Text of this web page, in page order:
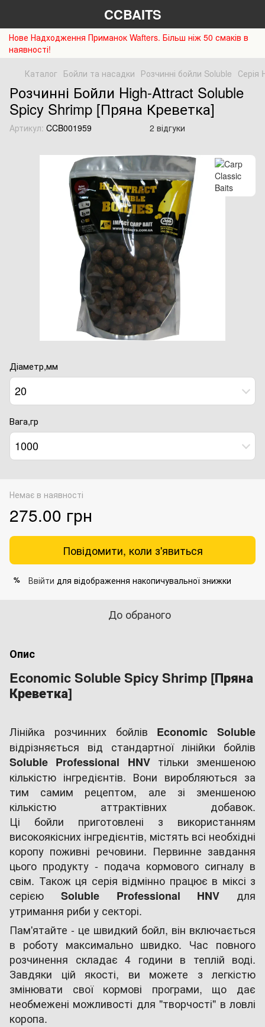
CCBAITS
Нове Надходження Приманок Wafters. Більш ніж 50 смаків в
наявності!
Каталог Бойли та насадки Розчинні бойли Soluble Серія
Розчинні Бойли High-Attract Soluble
Spicy Shrimp [Пряна Креветка]
Артикул: CCB001959 2 відгуки
Діаметр,мм
20
Вага,гр
1000
Немає в наявності
275.00 грн
Повідомити, коли з'явиться
% Ввійти для відображення накопичувальної знижки
До обраного
Опис
Economic Soluble Spicy Shrimp [Пряна
Креветка]
Лінійка розчинних бойлів Economic Soluble
відрізняється від стандартної лінійки бойлів
Soluble Professional HNVтільки зменшеною
кількістю інгредієнтів. Вони виробляються за
тим самим рецептом, але зі зменшеною
кількістю аттрактівних добавок.
Ці бойли приготовлені з використанням
високоякісних інгредієнтів, містять всі необхідні
коропу поживні речовини. Первинне завдання
цього продукту - подача кормового сигналу в
свім. Також ця серія відмінно працює в міксі з
серією Soluble Professional HNV для
утримання риби у секторі.
Пам'ятайте - це швидкий бойл, він включається
в роботу максимально швидко. Час повного
розчинення складає 4 години в теплій воді.
Завдяки цій якості, ви можете з легкістю
змінювати свої кормові програми, що дає
необмежені можливості для "творчості" в ловлі
коропа.